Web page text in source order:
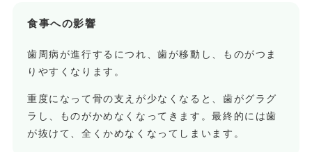
食事への影響
歯周病が進行するにつれ、歯が移動し、ものがつま
りやすくなります。
重度になって骨の支えが少なくなると、歯がグラグ
ラし、ものがかめなくなってきます。最終的には歯
が抜けて、全くかめなくなってしまいます。